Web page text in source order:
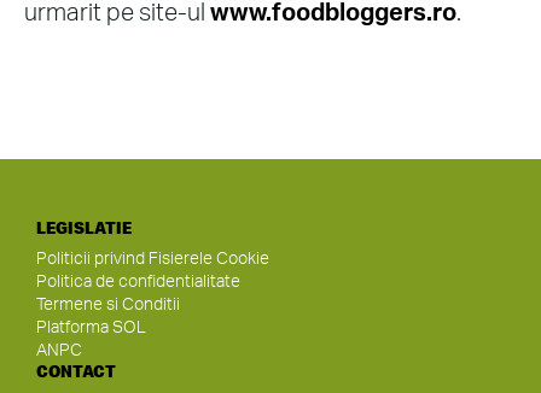
urmarit pe site-ul www.foodbloggers.ro.
LEGISLATIE
Politicii privind Fisierele Cookie
Politica de confidentialitate
Termene si Conditii
Platforma SOL
ANPC
CONTACT